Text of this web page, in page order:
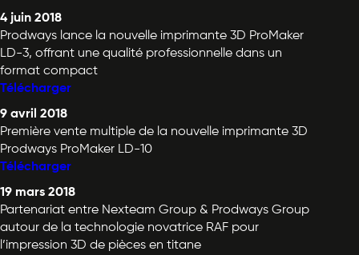
4 juin 2018
Prodways lance la nouvelle imprimante 3D ProMaker
LD-3, offrant une qualité professionnelle dans un
format compact
Télécharger
9 avril 2018
Première vente multiple de la nouvelle imprimante 3D
Prodways ProMaker LD-10
Télécharger
19 mars 2018
Partenariat entre Nexteam Group & Prodways Group
autour de la technologie novatrice RAF pour
l’impression 3D de pièces en titane